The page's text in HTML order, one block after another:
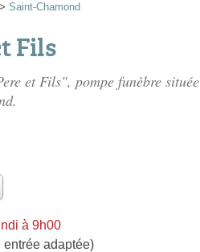
> Saint-Chamond
Fils
et Fils", pompe funèbre située
à 9h00
entrée adaptée)